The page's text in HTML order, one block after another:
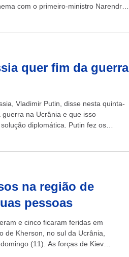
com o primeiro-ministro Narendra
quer fim da guerra
Vladimir Putin, disse nesta quinta-
na Ucrânia e que isso
diplomática. Putin fez os
na região de
pessoas
e cinco ficaram feridas em
de Kherson, no sul da Ucrânia,
(11). As forças de Kiev